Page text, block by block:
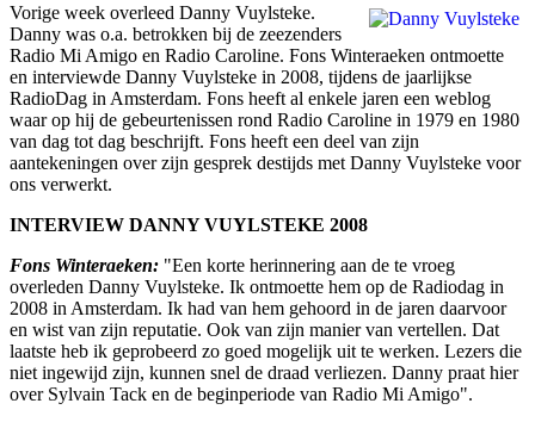
Vorige week overleed Danny Vuylsteke.
Danny was o.a. betrokken bij de zeezenders
Radio Mi Amigo en Radio Caroline. Fons Winteraeken ontmoette
en interviewde Danny Vuylsteke in 2008, tijdens de jaarlijkse
RadioDag in Amsterdam. Fons heeft al enkele jaren een weblog
waar op hij de gebeurtenissen rond Radio Caroline in 1979 en 1980
van dag tot dag beschrijft. Fons heeft een deel van zijn
aantekeningen over zijn gesprek destijds met Danny Vuylsteke voor
ons verwerkt.
INTERVIEW DANNY VUYLSTEKE 2008
Fons Winteraeken: "Een korte herinnering aan de te vroeg
overleden Danny Vuylsteke. Ik ontmoette hem op de Radiodag in
2008 in Amsterdam. Ik had van hem gehoord in de jaren daarvoor
en wist van zijn reputatie. Ook van zijn manier van vertellen. Dat
laatste heb ik geprobeerd zo goed mogelijk uit te werken. Lezers die
niet ingewijd zijn, kunnen snel de draad verliezen. Danny praat hier
over Sylvain Tack en de beginperiode van Radio Mi Amigo".